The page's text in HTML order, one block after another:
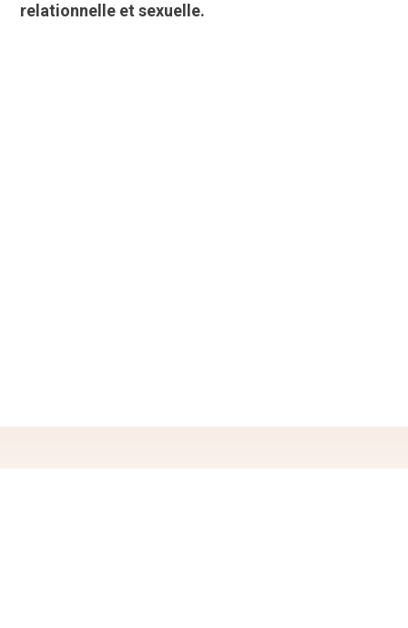
relationnelle et sexuelle.